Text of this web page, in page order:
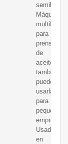
semillas
Máquina
para
prensas
de
aceite,
también
puede
usarla
para
pequeñas
empresas
Usado
en